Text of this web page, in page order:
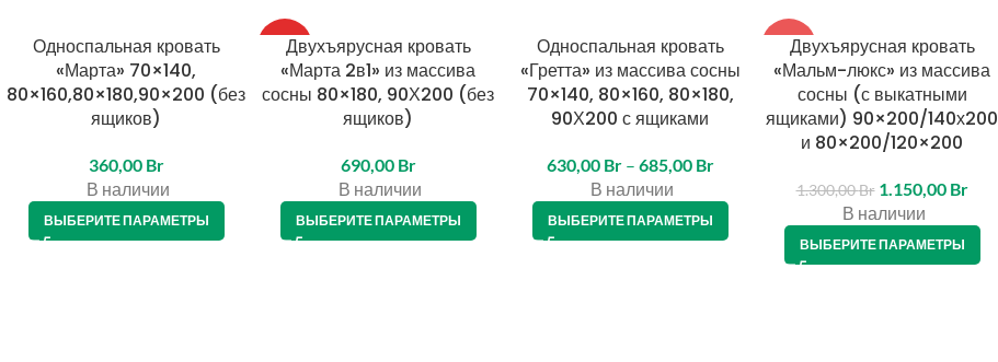
Односпальная кровать
«Марта» 70×140,
80×160,80×180,90×200 (без
ящиков)
360,00 Br
В наличии
ВЫБЕРИТЕ ПАРАМЕТРЫ
ТОП
Двухъярусная кровать
«Марта 2в1» из массива
сосны 80×180, 90Х200 (без
ящиков)
690,00 Br
В наличии
ВЫБЕРИТЕ ПАРАМЕТРЫ
Односпальная кровать
«Гретта» из массива сосны
70×140, 80×160, 80×180,
90Х200 с ящиками
630,00 Br – 685,00 Br
В наличии
ВЫБЕРИТЕ ПАРАМЕТРЫ
-12%
Двухъярусная кровать
«Мальм-люкс» из массива
сосны (с выкатными
ящиками) 90×200/140х200
и 80×200/120×200
1.300,00Br 1.150,00 Br
В наличии
ВЫБЕРИТЕ ПАРАМЕТРЫ